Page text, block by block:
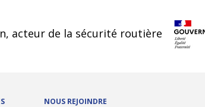
acteur de la sécurité routière
NOUS REJOINDRE